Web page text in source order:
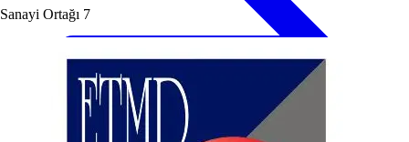
Sanayi Ortağı 7